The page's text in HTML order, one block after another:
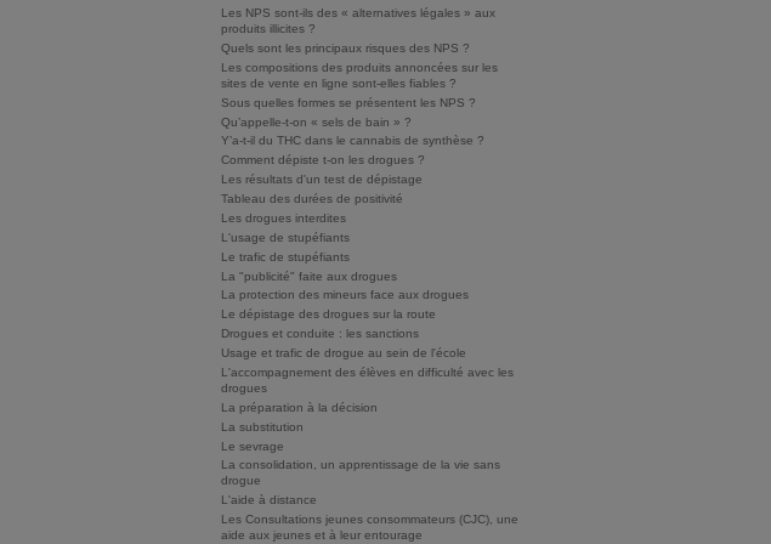
Les NPS sont-ils des « alternatives légales » aux
produits illicites ?
Quels sont les principaux risques des NPS ?
Les compositions des produits annoncées sur les
sites de vente en ligne sont-elles fiables ?
Sous quelles formes se présentent les NPS ?
Qu’appelle-t-on « sels de bain » ?
Y’a-t-il du THC dans le cannabis de synthèse ?
Comment dépiste t-on les drogues ?
Les résultats d'un test de dépistage
Tableau des durées de positivité
Les drogues interdites
L'usage de stupéfiants
Le trafic de stupéfiants
La "publicité" faite aux drogues
La protection des mineurs face aux drogues
Le dépistage des drogues sur la route
Drogues et conduite : les sanctions
Usage et trafic de drogue au sein de l'école
L'accompagnement des élèves en difficulté avec les
drogues
La préparation à la décision
La substitution
Le sevrage
La consolidation, un apprentissage de la vie sans
drogue
L'aide à distance
Les Consultations jeunes consommateurs (CJC), une
aide aux jeunes et à leur entourage